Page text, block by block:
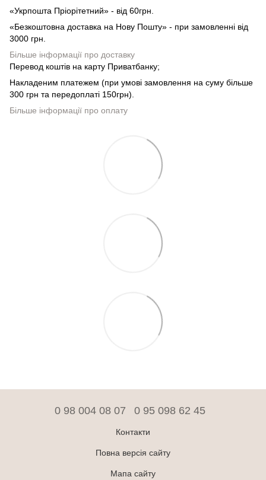
«Укрпошта Пріорітетний» - від 60грн.
«Безкоштовна доставка на Нову Пошту» - при замовленні від
3000 грн.
Більше інформації про доставку
Перевод коштів на карту Приватбанку;
Накладеним платежем (при умові замовлення на суму більше
300 грн та передоплаті 150грн).
Більше інформації про оплату
0 98 004 08 07 0 95 098 62 45
Контакти
Повна версія сайту
Мапа сайту